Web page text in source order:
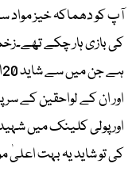
اور ان کے لواحقین کے سر
اور پولی کلینک میں
کی تو شاید یہ بہت